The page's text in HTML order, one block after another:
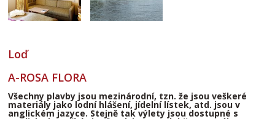
Loď
A-ROSA FLORA
Všechny plavby jsou mezinárodní, tzn. že jsou veškeré
materiály jako lodní hlášení, jídelní lístek, atd. jsou v
anglickém jazyce. Stejně tak výlety jsou dostupné s